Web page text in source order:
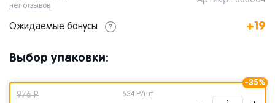
нет отзывов
Ожидаемые бонусы +19
Выбор упаковки:
-35%
976 Р
634 Р/шт